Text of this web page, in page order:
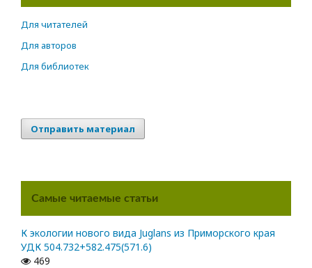
Для читателей
Для авторов
Для библиотек
Отправить материал
Самые читаемые статьи
К экологии нового вида Juglans из Приморского края
УДК 504.732+582.475(571.6)
469